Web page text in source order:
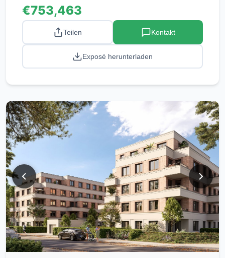
€753,463
Teilen Kontakt
Exposé herunterladen